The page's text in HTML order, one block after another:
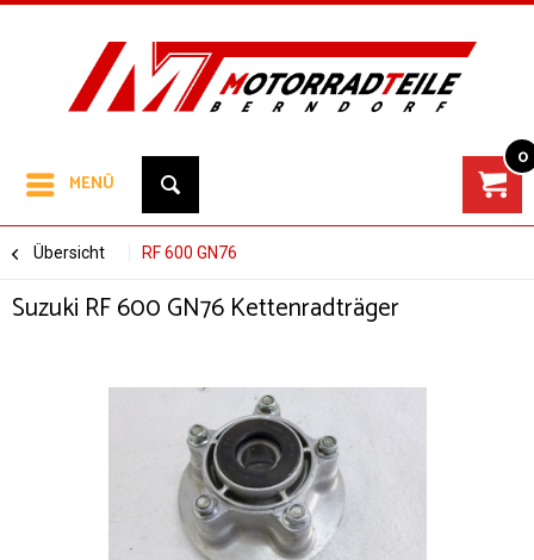
MENÜ
0
Übersicht RF 600 GN76
Suzuki RF 600 GN76 Kettenradträger